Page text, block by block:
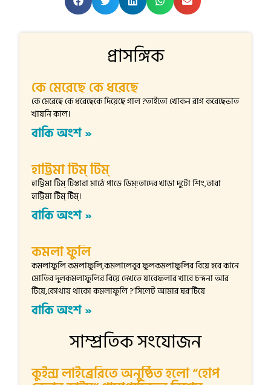
প্রাসঙ্গিক
কে মেরেছে কে ধরেছে
কে মেরেছে কে ধরেছেকে দিয়েছে গাল ?তাইতো খোকন রাগ করেছেভাত
খায়নি কাল।
বাকি অংশ »
হাট্টিমা টিম্ টিম্
হাট্টিমা টিম্ টিম্তারা মাঠে পাড়ে ডিম্!তাদের খাড়া দুটো শিং,তারা
হাট্টিমা টিম্ টিম্।
বাকি অংশ »
কমলা ফুলি
কমলাফুলি কমলাফুলি,কমলালেবুর ফুলকমলাফুলির বিয়ে হবে কানে
মোতির দুলকমলাফুলির বিয়ে দেখতে যাবেফলার খাবে চন্দনা আর
টিয়ে,কোথায় থাকো কমলাফুলি ?‘সিলেট আমার ঘর’টিয়ে
বাকি অংশ »
সাম্প্রতিক সংযোজন
কুইন্স লাইব্রেরিতে অনুষ্ঠিত হলো “হোপ